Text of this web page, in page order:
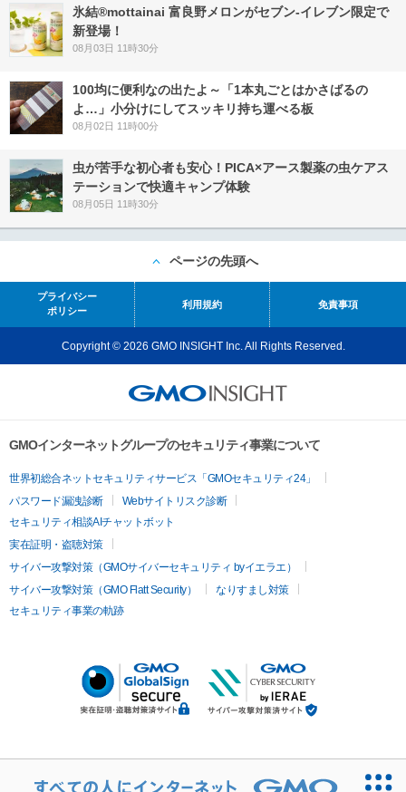
氷結®mottainai 富良野メロンがセブン‐イレブン限定で
新登場！
08月03日 11時30分
100均に便利なの出たよ～「1本丸ごとはかさばるの
よ…」小分けにしてスッキリ持ち運べる板
08月02日 11時00分
虫が苦手な初心者も安心！PICA×アース製薬の虫ケアス
テーションで快適キャンプ体験
08月05日 11時30分
ページの先頭へ
プライバシー
ポリシー
利用規約 免責事項
Copyright © 2026 GMO INSIGHT Inc. All Rights Reserved.
GMOインターネットグループのセキュリティ事業について
世界初総合ネットセキュリティサービス「GMOセキュリティ24」
パスワード漏洩診断
Webサイトリスク診断
セキュリティ相談AIチャットボット
実在証明・盗聴対策
サイバー攻撃対策（GMOサイバーセキュリティ byイエラエ）
サイバー攻撃対策（GMO Flatt Security）
なりすまし対策
セキュリティ事業の軌跡